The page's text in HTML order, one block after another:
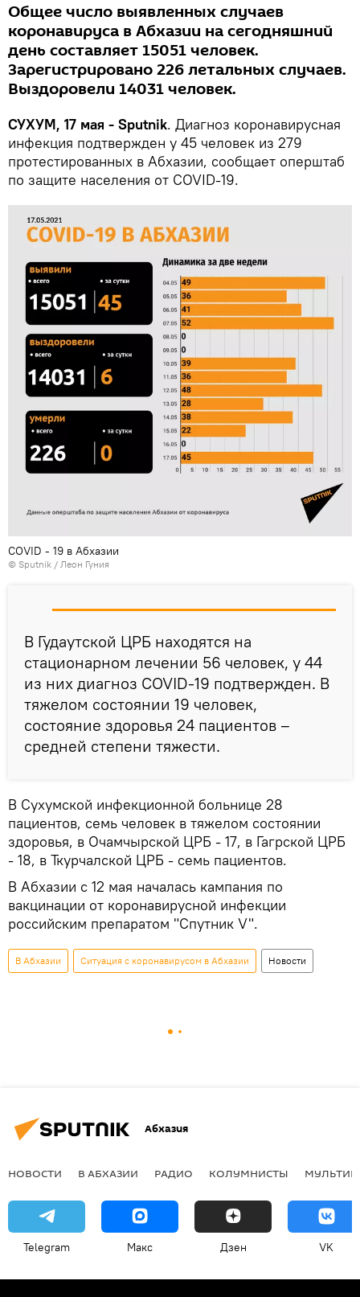
Общее число выявленных случаев
коронавируса в Абхазии на сегодняшний
день составляет 15051 человек.
Зарегистрировано 226 летальных случаев.
Выздоровели 14031 человек.
СУХУМ, 17 мая - Sputnik. Диагноз коронавирусная
инфекция подтвержден у 45 человек из 279
протестированных в Абхазии, сообщает оперштаб
по защите населения от COVID-19.
COVID - 19 в Абхазии
© Sputnik / Леон Гуния
В Гудаутской ЦРБ находятся на
стационарном лечении 56 человек, у 44
из них диагноз COVID-19 подтвержден. В
тяжелом состоянии 19 человек,
состояние здоровья 24 пациентов –
средней степени тяжести.
В Сухумской инфекционной больнице 28
пациентов, семь человек в тяжелом состоянии
здоровья, в Очамчырской ЦРБ - 17, в Гагрской ЦРБ
- 18, в Ткурчалской ЦРБ - семь пациентов.
В Абхазии с 12 мая началась кампания по
вакцинации от коронавирусной инфекции
российским препаратом "Спутник V".
В Абхазии Ситуация с коронавирусом в Абхазии Новости
Абхазия
НОВОСТИ В АБХАЗИИ РАДИО КОЛУМНИСТЫ
Telegram Макс Дзен VK